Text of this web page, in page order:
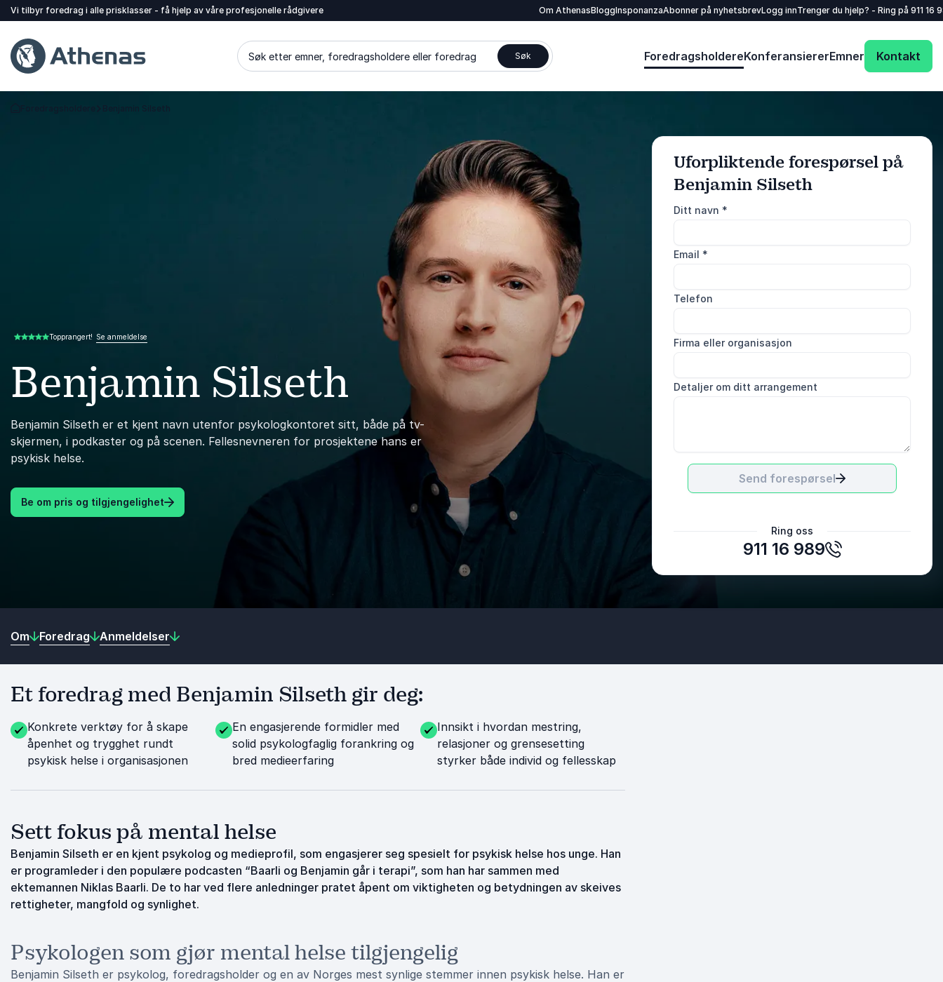
Vi tilbyr foredrag i alle prisklasser - få hjelp av våre profesjonelle rådgivere Om AthenasBloggInsponanzaAbonner på nyhetsbrevLogg innTrenger du hjelp? - Ring på 911 16
Søk etter emner, foredragsholdere eller foredrag Søk ForedragsholdereKonferansiererEmner Kontakt
Benjamin Silseth
Benjamin Silseth er et kjent navn utenfor psykologkontoret sitt, både på tv-
skjermen, i podkaster og på scenen. Fellesnevneren for prosjektene hans er
psykisk helse.
Be om pris og tilgjengelighet
5.00 av 5Topprangert! Se anmeldelse
Uforpliktende forespørsel på
Benjamin Silseth
Ditt navn *
Email *
Telefon
Firma eller organisasjon
Detaljer om ditt arrangement
Send forespørsel
Ring oss
911 16 989
Advokatfirmaet Haavind
Om Foredrag Anmeldelser
Et foredrag med Benjamin Silseth gir deg:
Konkrete verktøy for å skape
åpenhet og trygghet rundt
psykisk helse i organisasjonen
En engasjerende formidler med
solid psykologfaglig forankring og
bred medieerfaring
Innsikt i hvordan mestring,
relasjoner og grensesetting
styrker både individ og fellesskap
Sett fokus på mental helse
Benjamin Silseth er en kjent psykolog og medieprofil, som engasjerer seg spesielt for psykisk helse hos unge. Han
er programleder i den populære podcasten “Baarli og Benjamin går i terapi”, som han har sammen med
ektemannen Niklas Baarli. De to har ved flere anledninger pratet åpent om viktigheten og betydningen av skeives
rettigheter, mangfold og synlighet.
Psykologen som gjør mental helse tilgjengelig
Benjamin Silseth er psykolog, foredragsholder og en av Norges mest synlige stemmer innen psykisk helse. Han er